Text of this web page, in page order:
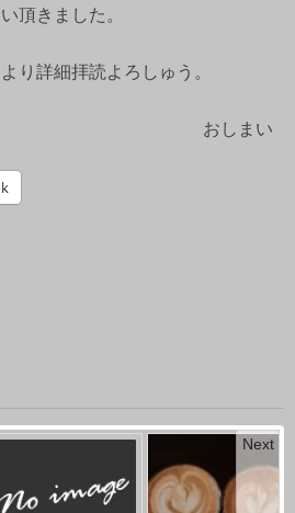
頂きました。
り詳細拝読よろしゅう。
おしまい
Next